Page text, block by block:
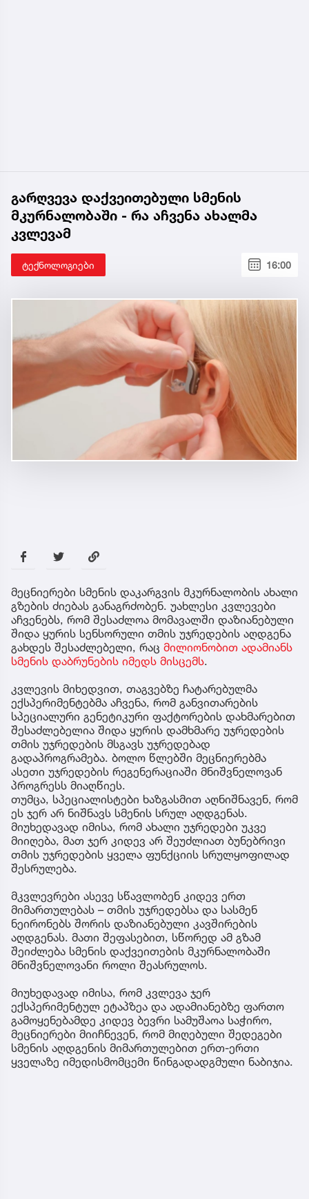
გარღვევა დაქვეითებული სმენის
მკურნალობაში - რა აჩვენა ახალმა
კვლევამ
ტექნოლოგიები 16:00
მეცნიერები სმენის დაკარგვის მკურნალობის ახალი
გზების ძიებას განაგრძობენ. უახლესი კვლევები
აჩვენებს, რომ შესაძლოა მომავალში დაზიანებული
შიდა ყურის სენსორული თმის უჯრედების აღდგენა
გახდეს შესაძლებელი, რაც მილიონობით ადამიანს
სმენის დაბრუნების იმედს მისცემს.
კვლევის მიხედვით, თაგვებზე ჩატარებულმა
ექსპერიმენტებმა აჩვენა, რომ განვითარების
სპეციალური გენეტიკური ფაქტორების დახმარებით
შესაძლებელია შიდა ყურის დამხმარე უჯრედების
თმის უჯრედების მსგავს უჯრედებად
გადაპროგრამება. ბოლო წლებში მეცნიერებმა
ასეთი უჯრედების რეგენერაციაში მნიშვნელოვან
პროგრესს მიაღწიეს.
თუმცა, სპეციალისტები ხაზგასმით აღნიშნავენ, რომ
ეს ჯერ არ ნიშნავს სმენის სრულ აღდგენას.
მიუხედავად იმისა, რომ ახალი უჯრედები უკვე
მიიღება, მათ ჯერ კიდევ არ შეუძლიათ ბუნებრივი
თმის უჯრედების ყველა ფუნქციის სრულყოფილად
შესრულება.
მკვლევრები ასევე სწავლობენ კიდევ ერთ
მიმართულებას – თმის უჯრედებსა და სასმენ
ნეირონებს შორის დაზიანებული კავშირების
აღდგენას. მათი შეფასებით, სწორედ ამ გზამ
შეიძლება სმენის დაქვეითების მკურნალობაში
მნიშვნელოვანი როლი შეასრულოს.
მიუხედავად იმისა, რომ კვლევა ჯერ
ექსპერიმენტულ ეტაპზეა და ადამიანებზე ფართო
გამოყენებამდე კიდევ ბევრი სამუშაოა საჭირო,
მეცნიერები მიიჩნევენ, რომ მიღებული შედეგები
სმენის აღდგენის მიმართულებით ერთ-ერთი
ყველაზე იმედისმომცემი წინგადადგმული ნაბიჯია.